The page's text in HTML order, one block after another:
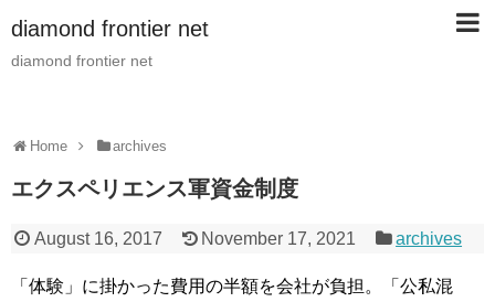
diamond frontier net
diamond frontier net
Home archives
エクスペリエンス軍資金制度
August 16, 2017 November 17, 2021 archives
「体験」に掛かった費用の半額を会社が負担。「公私混